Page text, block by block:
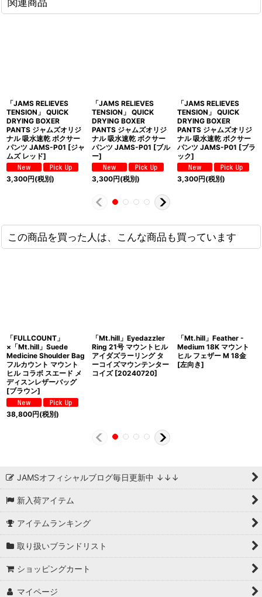
「JAMS RELIEVES
TENSION」 QUICK
DRYING BOXER
PANTS ジャムズオリジ
ナル 吸水速乾 ボクサー
パンツ JAMS-P01 [ジャ
ムズ レッド]
3,300円(税別)
「JAMS RELIEVES
TENSION」 QUICK
DRYING BOXER
PANTS ジャムズオリジ
ナル 吸水速乾 ボクサー
パンツ JAMS-P01 [ブル
ー]
3,300円(税別)
「JAMS RELIEVES
TENSION」 QUICK
DRYING BOXER
PANTS ジャムズオリジ
ナル 吸水速乾 ボクサー
パンツ JAMS-P01 [ブラ
ック]
3,300円(税別)
この商品を買った人は、こんな商品も買っています
「FULLCOUNT」
×「Mt.hill」Suede
Medicine Shoulder Bag
フルカウント マウント
ヒル コラボ スエード メ
ディスンレザーバッグ
[ブラウン]
38,800円(税別)
「Mt.hill」Eyedazzler
Ring 21号 マウントヒル
アイダズラーリング タ
ーコイズマウンテンター
コイズ [20240720]
「Mt.hill」Feather -
Medium 18K マウント
ヒル フェザー M 18金
[左向き]
JAMSオフィシャルブログ毎日更新中 ↓↓↓
新入荷アイテム
アイテムランキング
取り扱いブランドリスト
ショッピングカート
マイページ